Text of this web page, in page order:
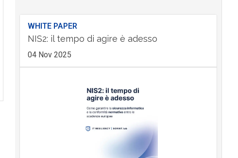
WHITE PAPER
NIS2: il tempo di agire è adesso
04 Nov 2025